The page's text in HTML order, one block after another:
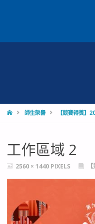
HOME師生榮譽 【競賽得獎】
工作區域 2
FULL2560 × 1440 PIXELS